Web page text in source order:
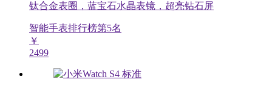
钛合金表圈，蓝宝石水晶表镜，超亮钻石屏
智能手表排行榜第5名
￥
2499